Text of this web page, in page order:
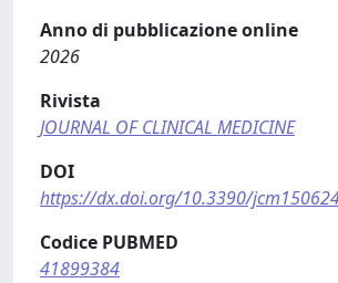
Anno di pubblicazione online
2026
Rivista
JOURNAL OF CLINICAL MEDICINE
DOI
https://dx.doi.org/10.3390/
Codice PUBMED
41899384